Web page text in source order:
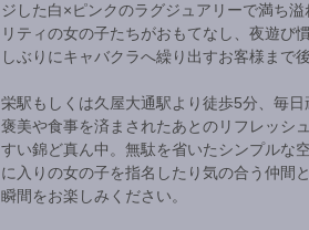
ジした白×ピンクのラグジュアリーで満ち
リティの女の子たちがおもてなし、夜遊び
しぶりにキャバクラへ繰り出すお客様まで
栄駅もしくは久屋大通駅より徒歩5分、毎
褒美や食事を済まされたあとのリフレッシ
すい錦ど真ん中。無駄を省いたシンプルな
に入りの女の子を指名したり気の合う仲間
瞬間をお楽しみください。